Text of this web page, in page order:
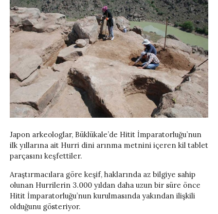
Japon arkeologlar, Büklükale’de Hitit İmparatorluğu’nun
ilk yıllarına ait Hurri dini arınma metnini içeren kil tablet
parçasını keşfettiler.
Araştırmacılara göre keşif, haklarında az bilgiye sahip
olunan Hurrilerin 3.000 yıldan daha uzun bir süre önce
Hitit İmparatorluğu’nun kurulmasında yakından ilişkili
olduğunu gösteriyor.